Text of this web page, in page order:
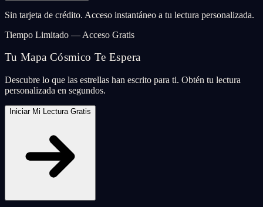
Sin tarjeta de crédito. Acceso instantáneo a tu lectura personalizada.
Tiempo Limitado — Acceso Gratis
Tu Mapa Cósmico Te Espera
Descubre lo que las estrellas han escrito para ti. Obtén tu lectura
personalizada en segundos.
Iniciar Mi Lectura Gratis